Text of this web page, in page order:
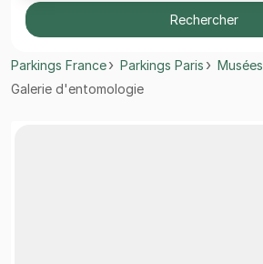
Rechercher
Parkings France Parkings Paris
Musées
Galerie d'entomologie